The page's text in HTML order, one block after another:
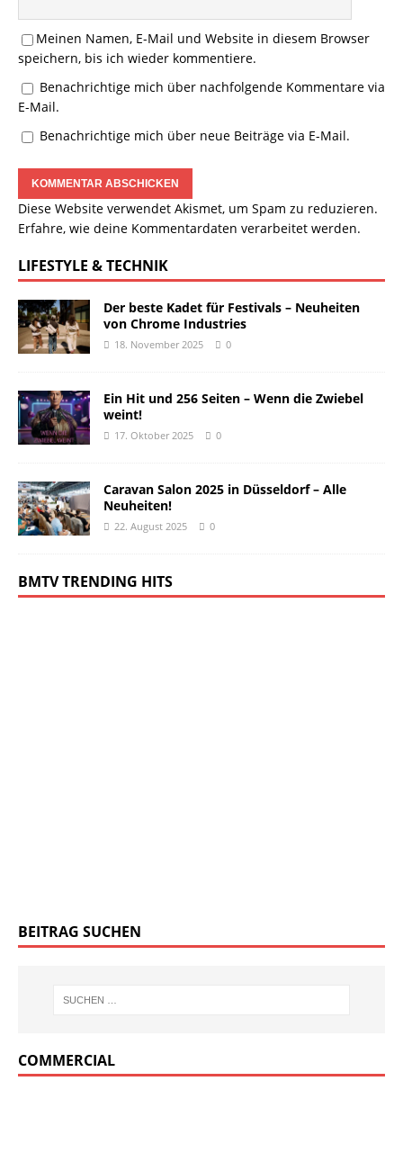
Meinen Namen, E-Mail und Website in diesem Browser
speichern, bis ich wieder kommentiere.
Benachrichtige mich über nachfolgende Kommentare via
E-Mail.
Benachrichtige mich über neue Beiträge via E-Mail.
Diese Website verwendet Akismet, um Spam zu reduzieren.
Erfahre, wie deine Kommentardaten verarbeitet werden.
LIFESTYLE & TECHNIK
Der beste Kadet für Festivals – Neuheiten
von Chrome Industries
18. November 2025 0
Ein Hit und 256 Seiten – Wenn die Zwiebel
weint!
17. Oktober 2025 0
Caravan Salon 2025 in Düsseldorf – Alle
Neuheiten!
22. August 2025 0
BMTV TRENDING HITS
BEITRAG SUCHEN
COMMERCIAL